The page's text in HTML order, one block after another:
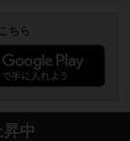
ちら
中